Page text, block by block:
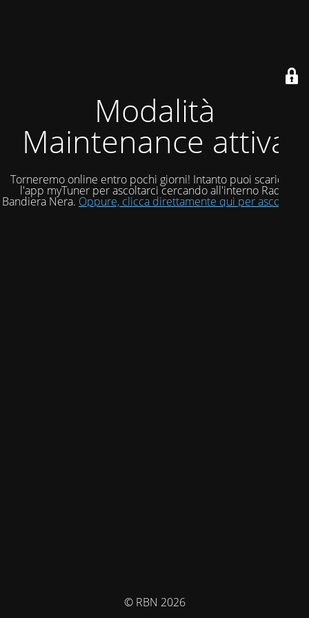
Modalità
Maintenance attiva
Torneremo online entro pochi giorni! Intanto puoi scaricare
l'app myTuner per ascoltarci cercando all'interno Radio
Bandiera Nera. Oppure, clicca direttamente qui per ascoltarci!
© RBN 2026